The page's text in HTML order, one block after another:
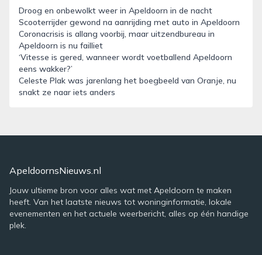
Droog en onbewolkt weer in Apeldoorn in de nacht
Scooterrijder gewond na aanrijding met auto in Apeldoorn
Coronacrisis is allang voorbij, maar uitzendbureau in
Apeldoorn is nu failliet
‘Vitesse is gered, wanneer wordt voetballend Apeldoorn
eens wakker?’
Celeste Plak was jarenlang het boegbeeld van Oranje, nu
snakt ze naar iets anders
ApeldoornsNieuws.nl
Jouw ultieme bron voor alles wat met Apeldoorn te maken
heeft. Van het laatste nieuws tot woninginformatie, lokale
evenementen en het actuele weerbericht, alles op één handige
plek.